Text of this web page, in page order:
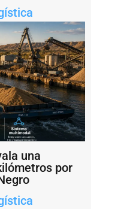
una
por